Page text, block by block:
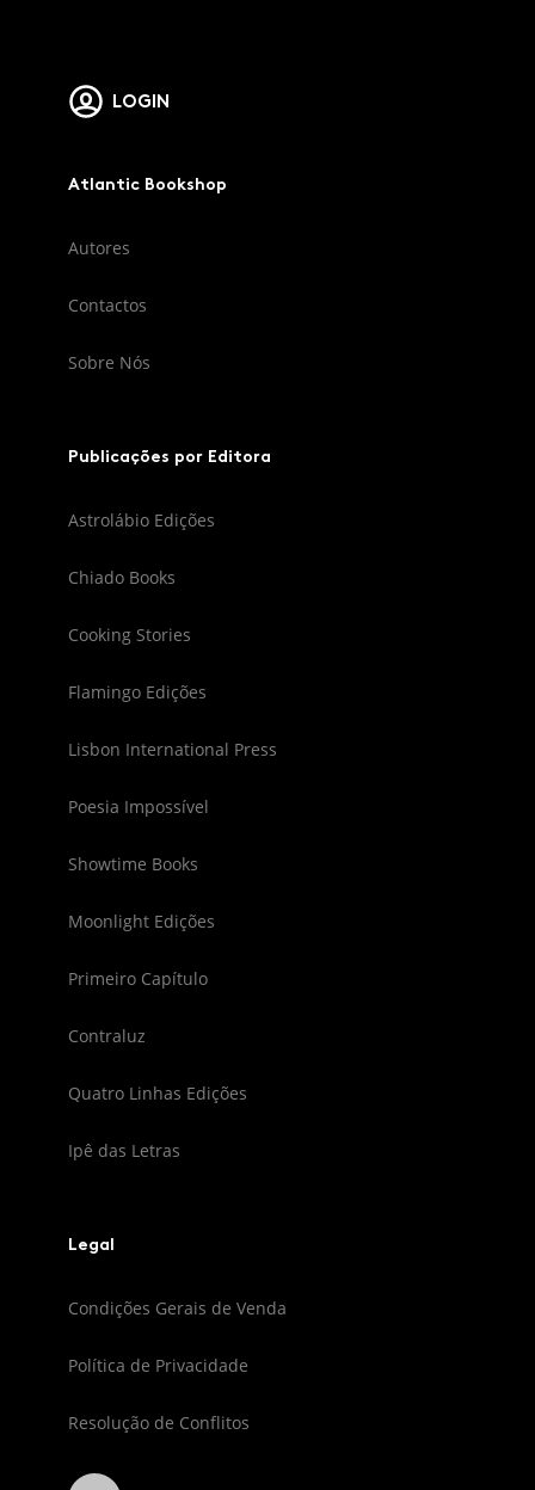
LOGIN
Atlantic Bookshop
Autores
Contactos
Sobre Nós
Publicações por Editora
Astrolábio Edições
Chiado Books
Cooking Stories
Flamingo Edições
Lisbon International Press
Poesia Impossível
Showtime Books
Moonlight Edições
Primeiro Capítulo
Contraluz
Quatro Linhas Edições
Ipê das Letras
Legal
Condições Gerais de Venda
Política de Privacidade
Resolução de Conflitos